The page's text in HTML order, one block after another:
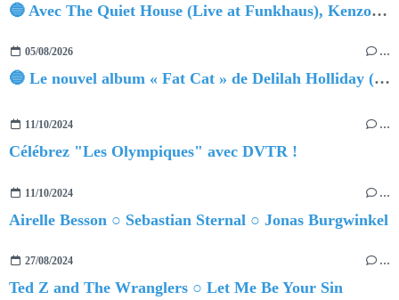
🔵 Avec The Quiet House (Live at Funkhaus), Kenzo Zurzolo livre une performance aussi intense qu'envoûtante.
05/08/2026 …
🔵 Le nouvel album « Fat Cat » de Delilah Holliday (sortie le 30 Octobre 2026)
11/10/2024 …
Célébrez "Les Olympiques" avec DVTR !
11/10/2024 …
Airelle Besson ○ Sebastian Sternal ○ Jonas Burgwinkel
27/08/2024 …
Ted Z and The Wranglers ○ Let Me Be Your Sin